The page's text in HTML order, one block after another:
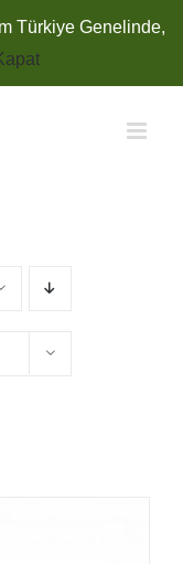
Türkiye Genelinde,